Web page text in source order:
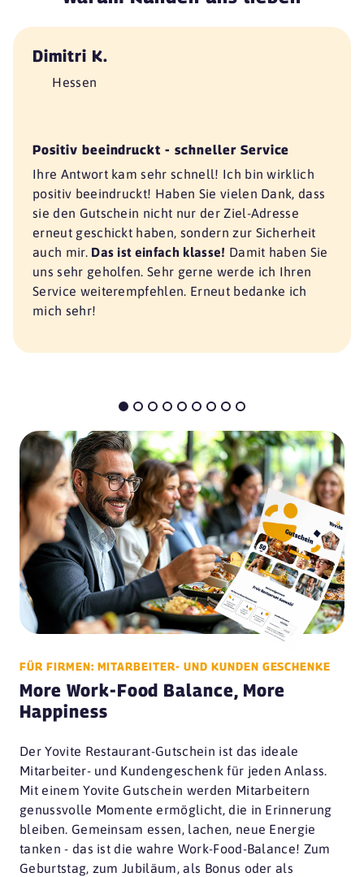
Dimitri K.
Hessen
Positiv beeindruckt - schneller Service
Ihre Antwort kam sehr schnell! Ich bin wirklich
positiv beeindruckt! Haben Sie vielen Dank, dass
sie den Gutschein nicht nur der Ziel-Adresse
erneut geschickt haben, sondern zur Sicherheit
auch mir. Das ist einfach klasse! Damit haben Sie
uns sehr geholfen. Sehr gerne werde ich Ihren
Service weiterempfehlen. Erneut bedanke ich
mich sehr!
FÜR FIRMEN: MITARBEITER- UND KUNDEN GESCHENKE
More Work-Food Balance, More
Happiness
Der Yovite Restaurant-Gutschein ist das ideale
Mitarbeiter- und Kundengeschenk für jeden Anlass.
Mit einem Yovite Gutschein werden Mitarbeitern
genussvolle Momente ermöglicht, die in Erinnerung
bleiben. Gemeinsam essen, lachen, neue Energie
tanken - das ist die wahre Work-Food-Balance! Zum
Geburtstag, zum Jubiläum, als Bonus oder als